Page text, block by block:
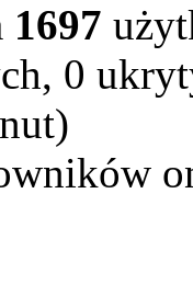
1697
0